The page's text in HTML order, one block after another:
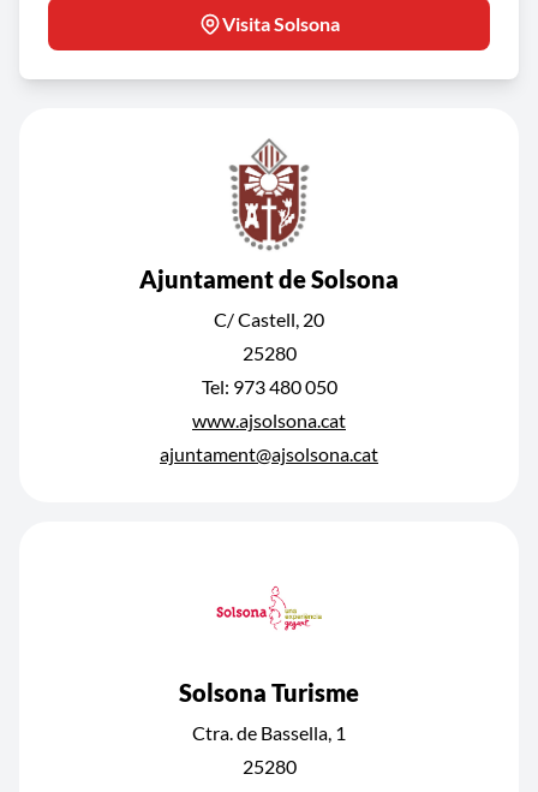
Visita Solsona
Ajuntament de Solsona
C/ Castell, 20
25280
Tel: 973 480 050
www.ajsolsona.cat
ajuntament@ajsolsona.cat
Solsona Turisme
Ctra. de Bassella, 1
25280